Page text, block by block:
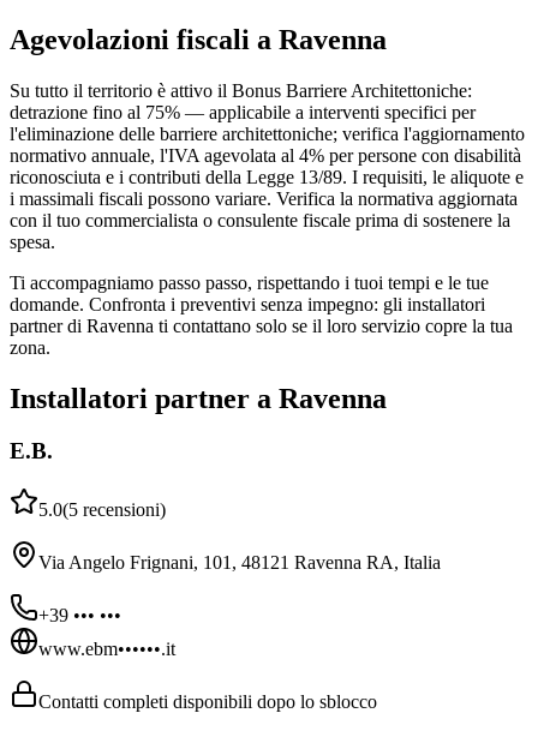
Agevolazioni fiscali a Ravenna
Su tutto il territorio è attivo il Bonus Barriere Architettoniche:
detrazione fino al 75% — applicabile a interventi specifici per
l'eliminazione delle barriere architettoniche; verifica l'aggiornamento
normativo annuale, l'IVA agevolata al 4% per persone con disabilità
riconosciuta e i contributi della Legge 13/89. I requisiti, le aliquote e
i massimali fiscali possono variare. Verifica la normativa aggiornata
con il tuo commercialista o consulente fiscale prima di sostenere la
spesa.
Ti accompagniamo passo passo, rispettando i tuoi tempi e le tue
domande. Confronta i preventivi senza impegno: gli installatori
partner di Ravenna ti contattano solo se il loro servizio copre la tua
zona.
Installatori partner a Ravenna
E.B.
5.0(5 recensioni)
Via Angelo Frignani, 101, 48121 Ravenna RA, Italia
+39 ••• •••
www.ebm••••••.it
Contatti completi disponibili dopo lo sblocco